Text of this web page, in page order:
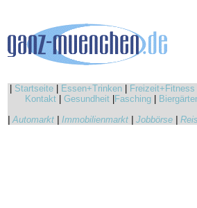
Startseite Essen+Trinken Freizeit+Fitness
Kontakt
Gesundheit Fasching
|Automarkt Immobilienmarkt Jobbörse